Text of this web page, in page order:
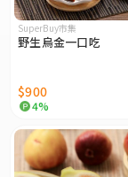
SuperBuy市集
野生烏金一口吃
$900
4%